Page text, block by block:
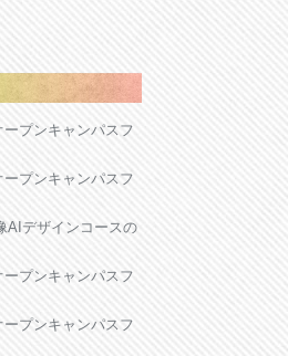
プンキャンパスフ
プンキャンパスフ
AIデザインコースの
プンキャンパスフ
プンキャンパスフ